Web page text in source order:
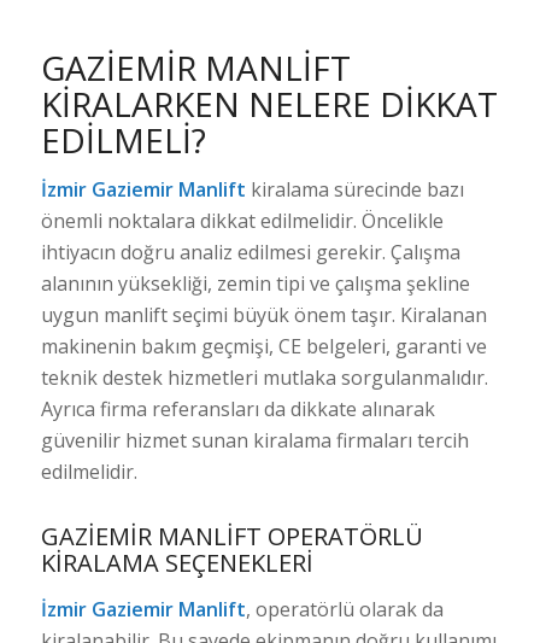
GAZIEMIR MANLIFT
KIRALARKEN NELERE DIKKAT
EDILMELI?
İzmir Gaziemir Manlift kiralama sürecinde bazı
önemli noktalara dikkat edilmelidir. Öncelikle
ihtiyacın doğru analiz edilmesi gerekir. Çalışma
alanının yüksekliği, zemin tipi ve çalışma şekline
uygun manlift seçimi büyük önem taşır. Kiralanan
makinenin bakım geçmişi, CE belgeleri, garanti ve
teknik destek hizmetleri mutlaka sorgulanmalıdır.
Ayrıca firma referansları da dikkate alınarak
güvenilir hizmet sunan kiralama firmaları tercih
edilmelidir.
GAZIEMIR MANLIFT OPERATÖRLÜ
KIRALAMA SEÇENEKLERI
İzmir Gaziemir Manlift, operatörlü olarak da